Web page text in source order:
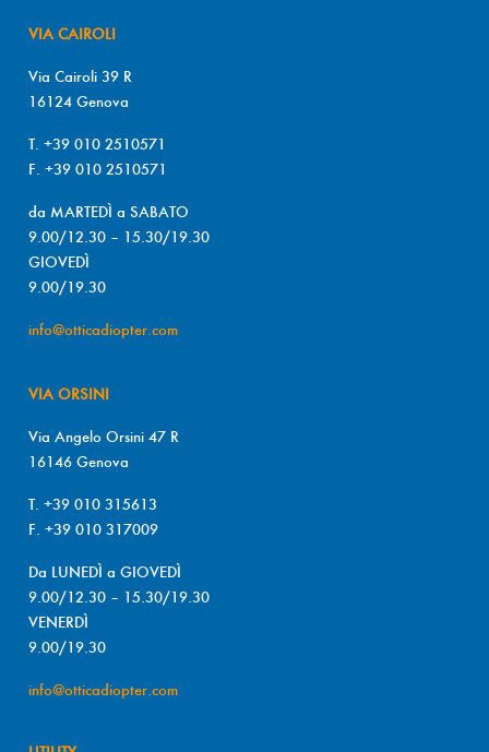
VIA CAIROLI
Via Cairoli 39 R
16124 Genova
T. +39 010 2510571
F. +39 010 2510571
da MARTEDÌ a SABATO
9.00/12.30 – 15.30/19.30
GIOVEDÌ
9.00/19.30
info@otticadiopter.com
VIA ORSINI
Via Angelo Orsini 47 R
16146 Genova
T. +39 010 315613
F. +39 010 317009
Da LUNEDÌ a GIOVEDÌ
9.00/12.30 – 15.30/19.30
VENERDÌ
9.00/19.30
info@otticadiopter.com